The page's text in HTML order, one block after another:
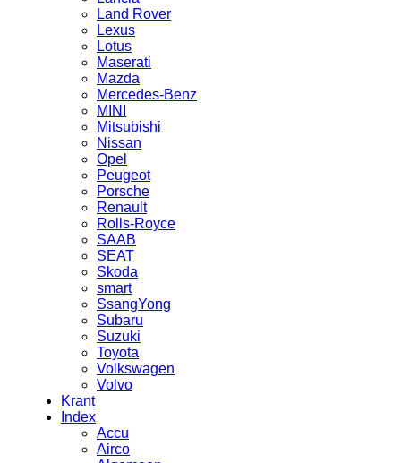
Land Rover
Lexus
Lotus
Maserati
Mazda
Mercedes-Benz
MINI
Mitsubishi
Nissan
Opel
Peugeot
Porsche
Renault
Rolls-Royce
SAAB
SEAT
Skoda
smart
SsangYong
Subaru
Suzuki
Toyota
Volkswagen
Volvo
Krant
Index
Accu
Airco